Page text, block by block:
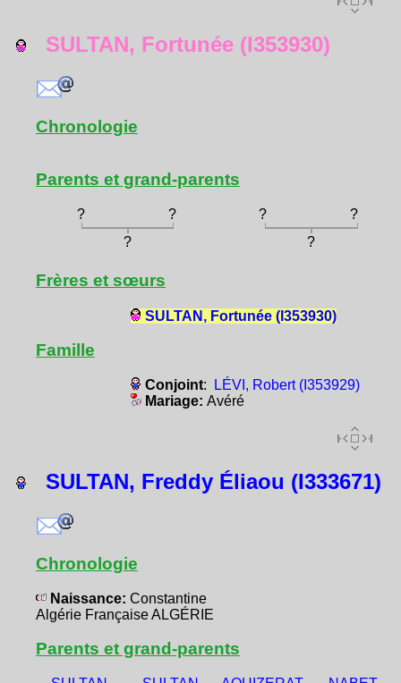
SULTAN, Fortunée (I353930)
Chronologie
Parents et grand-parents
? ? ?
?
?
?
Frères et sœurs
SULTAN, Fortunée (I353930)
Famille
Conjoint:
LÉVI, Robert (I353929)
Mariage: Avéré
SULTAN, Freddy Éliaou (I333671)
Chronologie
Naissance: Constantine
Algérie Française ALGÉRIE
Parents et grand-parents